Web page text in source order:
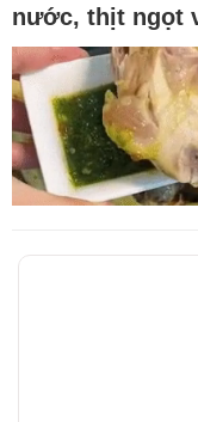
nước, thịt ngọt